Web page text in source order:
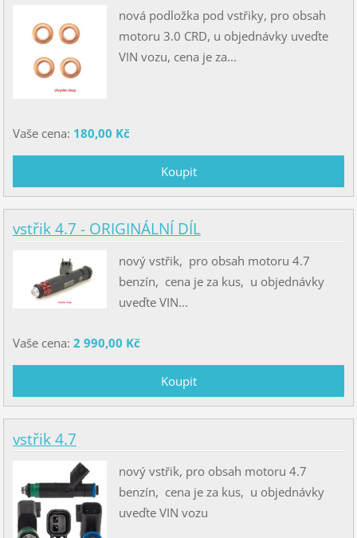
nová podložka pod vstřiky, pro obsah
motoru 3.0 CRD, u objednávky uveďte
VIN vozu, cena je za...
Vaše cena: 180,00 Kč
vstřik 4.7 - ORIGINÁLNÍ DÍL
nový vstřik, pro obsah motoru 4.7
benzín, cena je za kus, u objednávky
uveďte VIN...
Vaše cena: 2 990,00 Kč
vstřik 4.7
nový vstřik, pro obsah motoru 4.7
benzín, cena je za kus, u objednávky
uveďte VIN vozu